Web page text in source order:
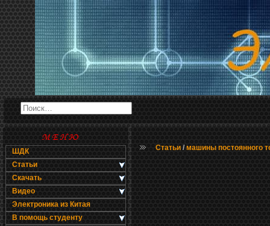
ШДК
Статьи
Скачать
Видео
Электроника из Китая
В помощь студенту
Статьи /машины постоянного